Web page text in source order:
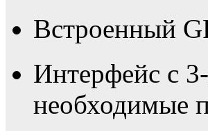
Встроенный
Интерфейс с
необходимые